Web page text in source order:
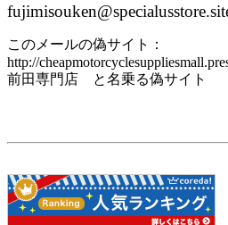
このメールの偽サイト：
http://
前田専門店 と名乗る偽サイト